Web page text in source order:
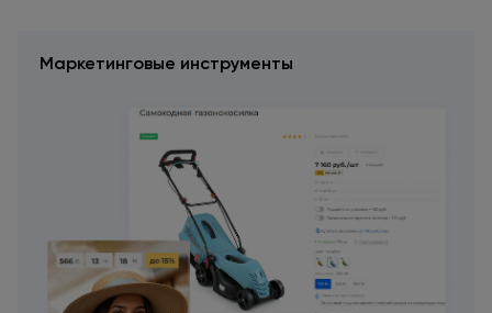
Маркетинговые инструменты